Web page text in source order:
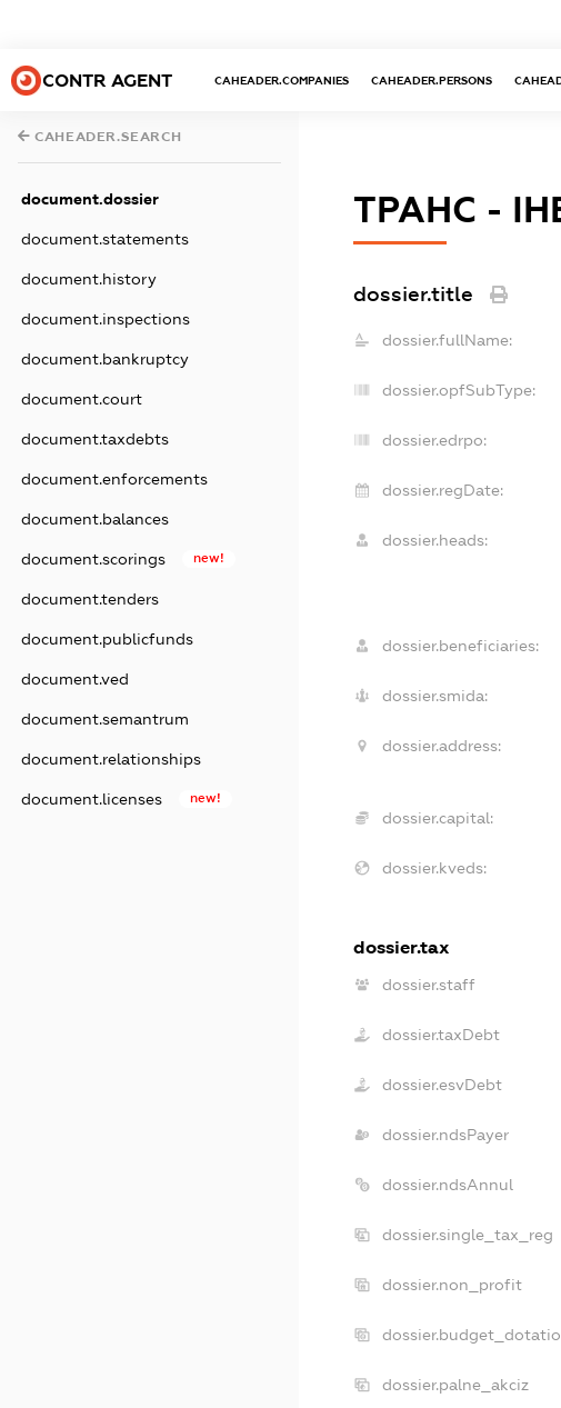
CONTR AGENT CAHEADER.COMPANIES CAHEADER.PERSONS
CAHEADER.SEARCH
document.dossier
document.statements
document.history
document.inspections
document.bankruptcy
document.court
document.taxdebts
document.enforcements
document.balances
document.scorings new!
document.tenders
document.publicfunds
document.ved
document.semantrum
document.relationships
document.licenses new!
ТРАНС -
dossier.title
dossier.fullName:
dossier.opfSubType:
dossier.edrpo:
dossier.regDate:
dossier.heads:
dossier.beneficiaries:
dossier.smida:
dossier.address:
dossier.capital:
dossier.kveds:
dossier.tax
dossier.staff
dossier.taxDebt
dossier.esvDebt
dossier.ndsPayer
dossier.ndsAnnul
dossier.single_tax_reg
dossier.non_profit
dossier.palne_akciz